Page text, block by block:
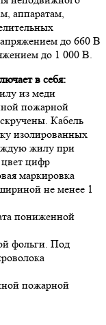
аппаратам,
до 660 В
до 1 000 В.
в себя:
из меди
пожарной
Кабель
изолированных
жилу при
цифр
маркировка
не менее 1
пониженной
фольги. Под
пожарной